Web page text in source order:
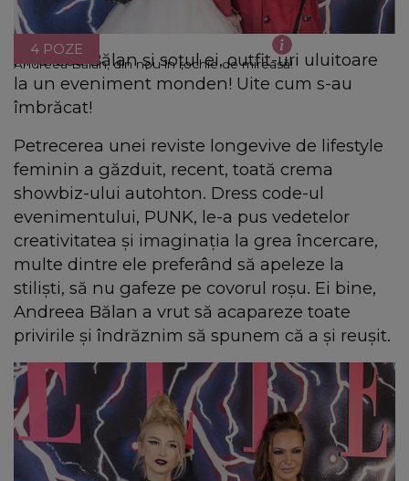
Andreea Bălan, din nou în rochie de mireasă!
4 POZE
Andreea Bălan şi soţul ei, outfit-uri uluitoare
la un eveniment monden! Uite cum s-au
îmbrăcat!
Petrecerea unei reviste longevive de lifestyle
feminin a găzduit, recent, toată crema
showbiz-ului autohton. Dress code-ul
evenimentului, PUNK, le-a pus vedetelor
creativitatea şi imaginaţia la grea încercare,
multe dintre ele preferând să apeleze la
stilişti, să nu gafeze pe covorul roşu. Ei bine,
Andreea Bălan a vrut să acapareze toate
privirile şi îndrăznim să spunem că a şi reuşit.